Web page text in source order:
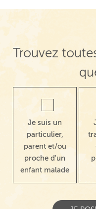
Trouvez
Je suis un
particulier,
parent et/ou
proche d'un
enfant malade